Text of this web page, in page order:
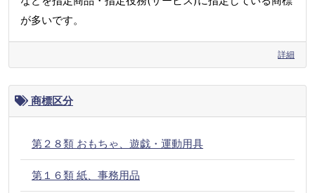
が多いです。
詳細
商標区分
第２８類 おもちゃ、遊戯・運動用具
第１６類 紙、事務用品